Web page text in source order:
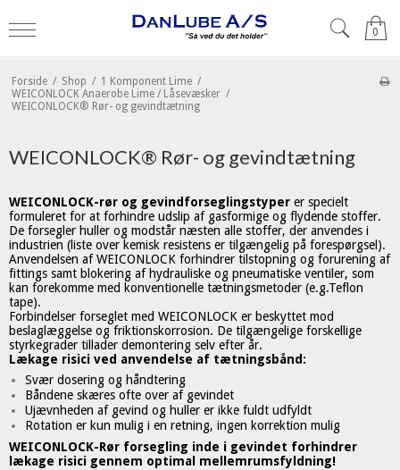
0
Forside / Shop / 1 Komponent Lime /
WEICONLOCK Anaerobe Lime / Låsevæsker /
WEICONLOCK® Rør- og gevindtætning
WEICONLOCK® Rør- og gevindtætning
WEICONLOCK-rør og gevindforseglingstyper er specielt
formuleret for at forhindre udslip af gasformige og flydende stoffer.
De forsegler huller og modstår næsten alle stoffer, der anvendes i
industrien (liste over kemisk resistens er tilgængelig på forespørgsel).
Anvendelsen af WEICONLOCK forhindrer tilstopning og forurening af
fittings samt blokering af hydrauliske og pneumatiske ventiler, som
kan forekomme med konventionelle tætningsmetoder (e.g.Teflon
tape).
Forbindelser forseglet med WEICONLOCK er beskyttet mod
beslaglæggelse og friktionskorrosion. De tilgængelige forskellige
styrkegrader tillader demontering selv efter år.
Lækage risici ved anvendelse af tætningsbånd:
Svær dosering og håndtering
Båndene skæres ofte over af gevindet
Ujævnheden af gevind og huller er ikke fuldt udfyldt
Rotation er kun mulig i en retning, ingen korrektion mulig
WEICONLOCK-Rør forsegling inde i gevindet forhindrer
lækage risici gennem optimal mellemrumsfyldning!